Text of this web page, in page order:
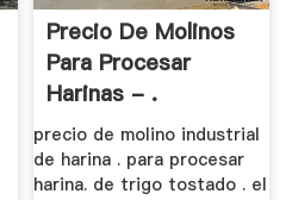
Precio De Molinos
Para Procesar
Harinas - .
precio de molino industrial
de harina . para procesar
harina. de trigo tostado . el